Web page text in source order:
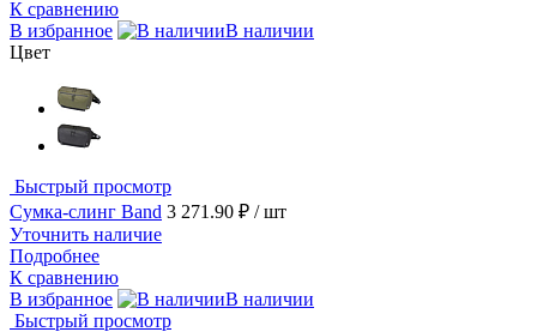
К сравнению
В избранное
В наличии
Цвет
Быстрый просмотр
Сумка-слинг Band 3 271.90 ₽ / шт
Уточнить наличие
Подробнее
К сравнению
В избранное
В наличии
Быстрый просмотр